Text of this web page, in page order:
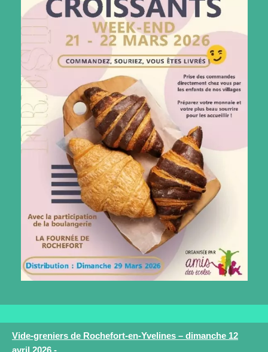
Vide-greniers de Rochefort-en-Yvelines – dimanche 12
avril 2026 -